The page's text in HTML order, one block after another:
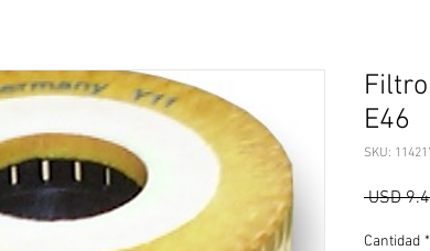
E46
SKU:
USD
Cantidad *